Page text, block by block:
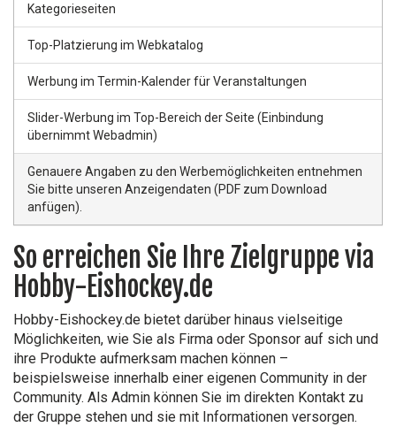
Kategorieseiten
Top-Platzierung im Webkatalog
Werbung im Termin-Kalender für Veranstaltungen
Slider-Werbung im Top-Bereich der Seite (Einbindung
übernimmt Webadmin)
Genauere Angaben zu den Werbemöglichkeiten entnehmen
Sie bitte unseren Anzeigendaten (PDF zum Download
anfügen).
So erreichen Sie Ihre Zielgruppe via
Hobby-Eishockey.de
Hobby-Eishockey.de bietet darüber hinaus vielseitige
Möglichkeiten, wie Sie als Firma oder Sponsor auf sich und
ihre Produkte aufmerksam machen können –
beispielsweise innerhalb einer eigenen Community in der
Community. Als Admin können Sie im direkten Kontakt zu
der Gruppe stehen und sie mit Informationen versorgen.